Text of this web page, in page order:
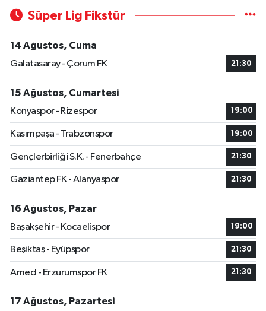
Süper Lig Fikstür
14 Ağustos, Cuma
Galatasaray - Çorum FK
21:30
15 Ağustos, Cumartesi
Konyaspor - Rizespor
19:00
Kasımpaşa - Trabzonspor 19:00
Gençlerbirliği S.K. - Fenerbahçe 21:30
Gaziantep FK - Alanyaspor 21:30
16 Ağustos, Pazar
Başakşehir - Kocaelispor
19:00
Beşiktaş - Eyüpspor 21:30
Amed - Erzurumspor FK 21:30
17 Ağustos, Pazartesi